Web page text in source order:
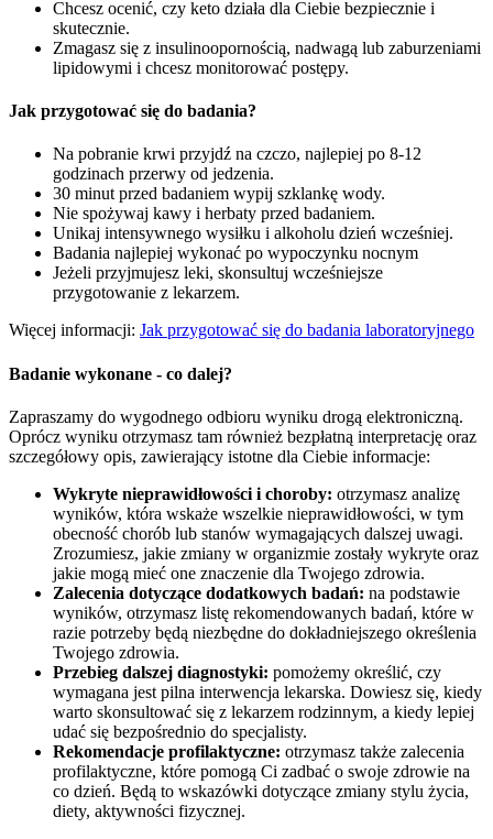
Chcesz ocenić, czy keto działa dla Ciebie bezpiecznie i
skutecznie.
Zmagasz się z insulinoopornością, nadwagą lub zaburzeniami
lipidowymi i chcesz monitorować postępy.
Jak przygotować się do badania?
Na pobranie krwi przyjdź na czczo, najlepiej po 8-12
godzinach przerwy od jedzenia.
30 minut przed badaniem wypij szklankę wody.
Nie spożywaj kawy i herbaty przed badaniem.
Unikaj intensywnego wysiłku i alkoholu dzień wcześniej.
Badania najlepiej wykonać po wypoczynku nocnym
Jeżeli przyjmujesz leki, skonsultuj wcześniejsze
przygotowanie z lekarzem.
Więcej informacji: Jak przygotować się do badania laboratoryjnego
Badanie wykonane - co dalej?
Zapraszamy do wygodnego odbioru wyniku drogą elektroniczną.
Oprócz wyniku otrzymasz tam również bezpłatną interpretację oraz
szczegółowy opis, zawierający istotne dla Ciebie informacje:
Wykryte nieprawidłowości i choroby: otrzymasz analizę
wyników, która wskaże wszelkie nieprawidłowości, w tym
obecność chorób lub stanów wymagających dalszej uwagi.
Zrozumiesz, jakie zmiany w organizmie zostały wykryte oraz
jakie mogą mieć one znaczenie dla Twojego zdrowia.
Zalecenia dotyczące dodatkowych badań: na podstawie
wyników, otrzymasz listę rekomendowanych badań, które w
razie potrzeby będą niezbędne do dokładniejszego określenia
Twojego zdrowia.
Przebieg dalszej diagnostyki: pomożemy określić, czy
wymagana jest pilna interwencja lekarska. Dowiesz się, kiedy
warto skonsultować się z lekarzem rodzinnym, a kiedy lepiej
udać się bezpośrednio do specjalisty.
Rekomendacje profilaktyczne: otrzymasz także zalecenia
profilaktyczne, które pomogą Ci zadbać o swoje zdrowie na
co dzień. Będą to wskazówki dotyczące zmiany stylu życia,
diety, aktywności fizycznej.